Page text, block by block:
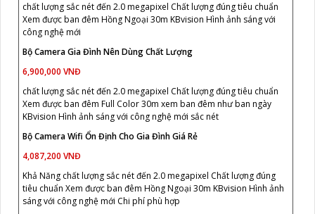
chất lượng sắc nét đến 2.0 megapixel Chất lượng đúng tiêu chuẩn
Xem được ban đêm Hồng Ngoại 30m KBvision Hình ảnh sáng với
công nghệ mới
Bộ Camera Gia Đình Nên Dùng Chất Lượng
6,900,000 VNĐ
chất lượng sắc nét đến 2.0 megapixel Chất lượng đúng tiêu chuẩn
Xem được ban đêm Full Color 30m xem ban đêm như ban ngày
KBvision Hình ảnh sáng với công nghệ mới sắc nét
Bộ Camera Wifi Ổn Định Cho Gia Đình Giá Rẻ
4,087,200 VNĐ
Khả Năng chất lượng sắc nét đến 2.0 megapixel Chất lượng đúng
tiêu chuẩn Xem được ban đêm Hồng Ngoại 30m KBvision Hình ảnh
sáng với công nghệ mới Chi phí phù hợp